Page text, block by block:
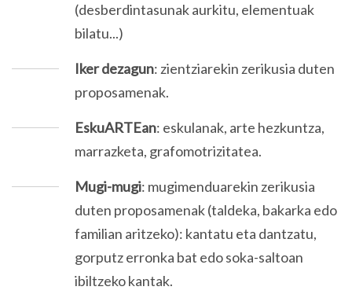
(desberdintasunak aurkitu, elementuak
bilatu...)
Iker dezagun: zientziarekin zerikusia duten
proposamenak.
EskuARTEan: eskulanak, arte hezkuntza,
marrazketa, grafomotrizitatea.
Mugi-mugi: mugimenduarekin zerikusia
duten proposamenak (taldeka, bakarka edo
familian aritzeko): kantatu eta dantzatu,
gorputz erronka bat edo soka-saltoan
ibiltzeko kantak.